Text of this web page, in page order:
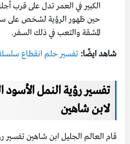
الكبير في العمر تدل على قرب
حين ظهور الرؤية لشخص على
المشقة والتعب في ذلك السفر.
شاهد ايضًا: تفسير حلم انقطاع
تفسير رؤية النمل الأسود
لابن شاهين
قام العالم الجليل ابن شاهين تفسير